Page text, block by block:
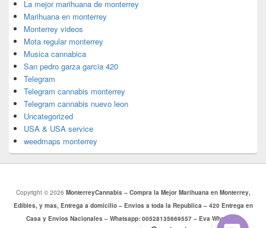
La mejor marihuana de monterrey
Marihuana en monterrey
Monterrey videos
Mota regular monterrey
Musica cannabica
San pedro garza garcia 420
Telegram
Telegram cannabis monterrey
Telegram cannabis nuevo leon
Uncategorized
USA & USA service
weedmaps monterrey
Copyright © 2026 MonterreyCannabis – Compra la Mejor Marihuana en Monterrey,
Edibles, y mas, Entrega a domicilio – Envios a toda la Republica – 420 Entrega en
Casa y Envios Nacionales – Whatsapp: 00528135669557 – Eva Whatsapp